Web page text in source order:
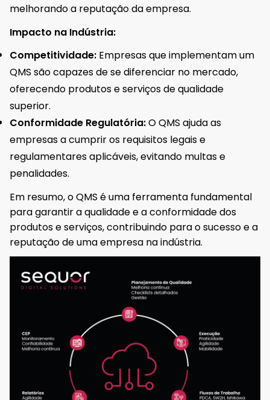
melhorando a reputação da empresa.
Impacto na Indústria:
Competitividade: Empresas que implementam um
QMS são capazes de se diferenciar no mercado,
oferecendo produtos e serviços de qualidade
superior.
Conformidade Regulatória:O QMS ajuda as
empresas a cumprir os requisitos legais e
regulamentares aplicáveis, evitando multas e
penalidades.
Em resumo, o QMS é uma ferramenta fundamental
para garantir a qualidade e a conformidade dos
produtos e serviços, contribuindo para o sucesso e a
reputação de uma empresa na indústria.